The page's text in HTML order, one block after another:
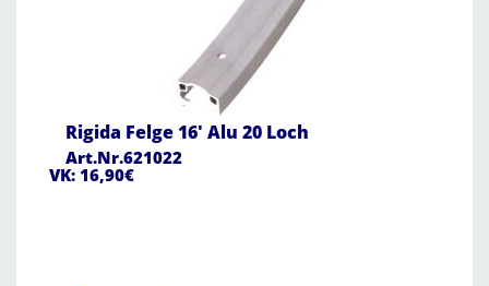
Rigida Felge 16' Alu 20 Loch
Art.Nr.621022
VK: 16,90€